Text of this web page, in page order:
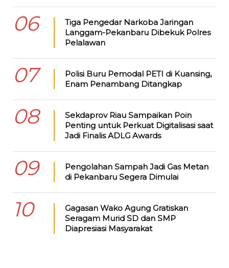
06
Tiga Pengedar Narkoba Jaringan
Langgam-Pekanbaru Dibekuk Polres
Pelalawan
07
Polisi Buru Pemodal PETI di Kuansing,
Enam Penambang Ditangkap
08
Sekdaprov Riau Sampaikan Poin
Penting untuk Perkuat Digitalisasi saat
Jadi Finalis ADLG Awards
09
Pengolahan Sampah Jadi Gas Metan
di Pekanbaru Segera Dimulai
10
Gagasan Wako Agung Gratiskan
Seragam Murid SD dan SMP
Diapresiasi Masyarakat